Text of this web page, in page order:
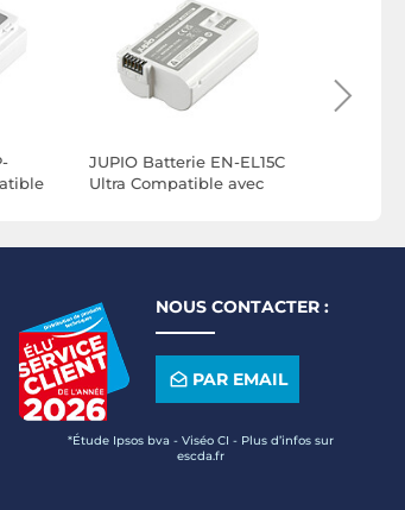
JUPIO Batterie EN-EL15C
Ultra Compatible avec
NOUS CONTACTER :
PAR EMAIL
*Étude Ipsos bva - Viséo CI - Plus d’infos sur
escda.fr